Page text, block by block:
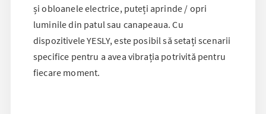
și obloanele electrice, puteți aprinde / opri
luminile din patul sau canapeaua. Cu
dispozitivele YESLY, este posibil să setați scenarii
specifice pentru a avea vibrația potrivită pentru
fiecare moment.